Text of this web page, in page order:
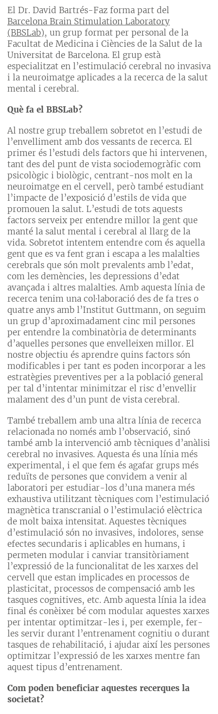
El Dr. David Bartrés-Faz forma part del
Barcelona Brain Stimulation Laboratory
(BBSLab), un grup format per personal de la
Facultat de Medicina i Ciències de la Salut de la
Universitat de Barcelona. El grup està
especialitzat en l’estimulació cerebral no invasiva
i la neuroimatge aplicades a la recerca de la salut
mental i cerebral.
Què fa el BBSLab?
Al nostre grup treballem sobretot en l’estudi de
l’envelliment amb dos vessants de recerca. El
primer és l’estudi dels factors que hi intervenen,
tant des del punt de vista sociodemogràfic com
psicològic i biològic, centrant-nos molt en la
neuroimatge en el cervell, però també estudiant
l’impacte de l’exposició d’estils de vida que
promouen la salut. L’estudi de tots aquests
factors serveix per entendre millor la gent que
manté la salut mental i cerebral al llarg de la
vida. Sobretot intentem entendre com és aquella
gent que es va fent gran i escapa a les malalties
cerebrals que són molt prevalents amb l’edat,
com les demències, les depressions d’edat
avançada i altres malalties. Amb aquesta línia de
recerca tenim una col·laboració des de fa tres o
quatre anys amb l’Institut Guttmann, on seguim
un grup d’aproximadament cinc mil persones
per entendre la combinatòria de determinants
d’aquelles persones que envelleixen millor. El
nostre objectiu és aprendre quins factors són
modificables i per tant es poden incorporar a les
estratègies preventives per a la població general
per tal d’intentar minimitzar el risc d’envellir
malament des d’un punt de vista cerebral.
També treballem amb una altra línia de recerca
relacionada no només amb l’observació, sinó
també amb la intervenció amb tècniques d’anàlisi
cerebral no invasives. Aquesta és una línia més
experimental, i el que fem és agafar grups més
reduïts de persones que convidem a venir al
laboratori per estudiar-los d’una manera més
exhaustiva utilitzant tècniques com l’estimulació
magnètica transcranial o l’estimulació elèctrica
de molt baixa intensitat. Aquestes tècniques
d’estimulació són no invasives, indolores, sense
efectes secundaris i aplicables en humans, i
permeten modular i canviar transitòriament
l’expressió de la funcionalitat de les xarxes del
cervell que estan implicades en processos de
plasticitat, processos de compensació amb les
tasques cognitives, etc. Amb aquesta línia la idea
final és conèixer bé com modular aquestes xarxes
per intentar optimitzar-les i, per exemple, fer-
les servir durant l’entrenament cognitiu o durant
tasques de rehabilitació, i ajudar així les persones
optimitzar l’expressió de les xarxes mentre fan
aquest tipus d’entrenament.
Com poden beneficiar aquestes recerques la
societat?